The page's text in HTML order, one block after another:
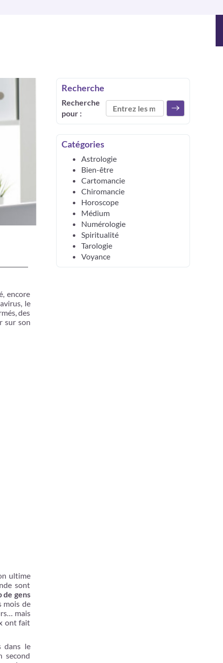
encore
le
des
sur son
ultime
sont
de gens
mois de
mais
ont fait
dans le
second
Recherche
Recherche
pour :
Catégories
Astrologie
Bien-être
Cartomancie
Chiromancie
Horoscope
Médium
Numérologie
Spiritualité
Tarologie
Voyance